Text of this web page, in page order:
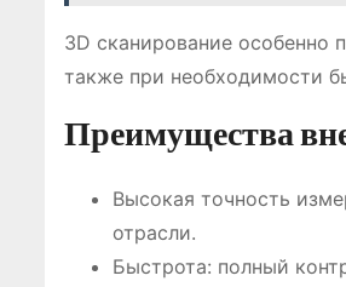
3D сканирование особенно
также при необходимости
Преимущества
Высокая точность
отрасли.
Быстрота: полный